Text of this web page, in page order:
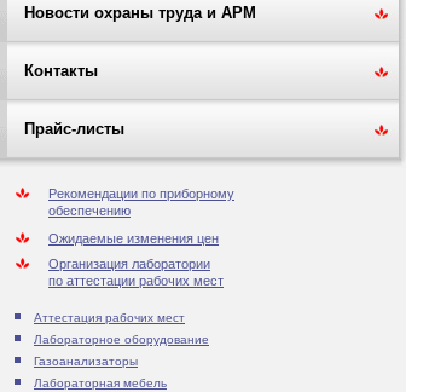
Новости охраны труда и АРМ
Контакты
Прайс-листы
Рекомендации по приборному
обеспечению
Ожидаемые изменения цен
Организация лаборатории
по аттестации рабочих мест
Аттестация рабочих мест
Лабораторное оборудование
Газоанализаторы
Лабораторная мебель